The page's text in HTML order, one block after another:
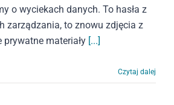
o wyciekach danych. To hasła z
zarządzania, to znowu zdjęcia z
prywatne materiały [...]
Czytaj dalej